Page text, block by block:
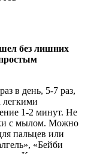
без лишних
в день, 5-7 раз,
легкими
1-2 минут. Не
с мылом. Можно
пальцев или
«Бейби